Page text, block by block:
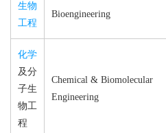
生物
工程
Bioengineering
化学
及分
子生
物工
程
Chemical & Biomolecular
Engineering